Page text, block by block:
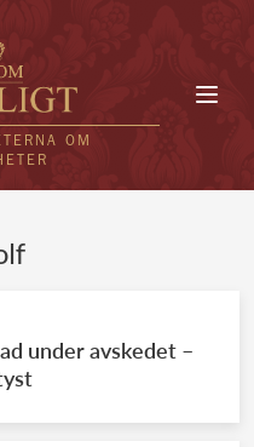
OM
under avskedet –